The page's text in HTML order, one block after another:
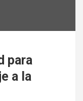
para
a la